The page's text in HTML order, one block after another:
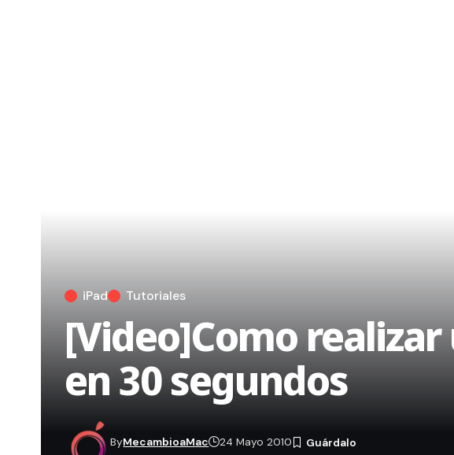
iPad Tutoriales
[Video]Como
en 30 segundos
ByMecambioaMac 24 Mayo 2010